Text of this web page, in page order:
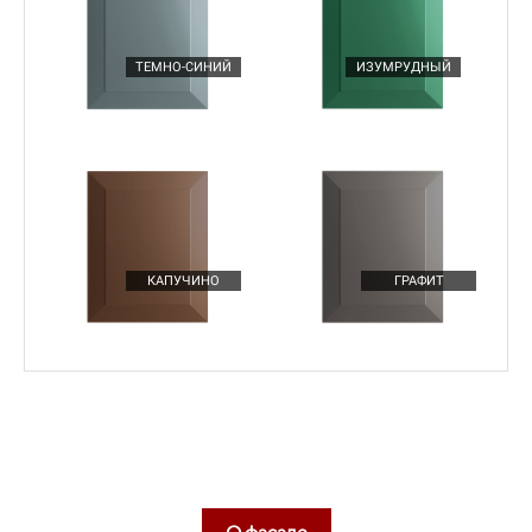
ТЕМНО-СИНИЙ ИЗУМРУДНЫЙ
КАПУЧИНО ГРАФИТ